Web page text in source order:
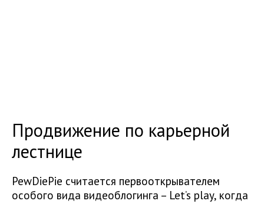
Продвижение по карьерной
лестнице
PewDiePie считается первооткрывателем
особого вида видеоблогинга – Let’s play, когда